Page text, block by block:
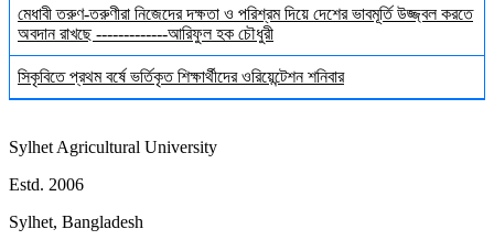
মেধাবী তরুণ-তরুণীরা নিজেদের দক্ষতা ও পরিশ্রম দিয়ে দেশের ভাবমূর্তি উজ্জ্বল করতে
অবদান রাখছে -------------আরিফুল হক চৌধুরী
সিকৃবিতে প্রথম বর্ষে ভর্তিকৃত শিক্ষার্থীদের ওরিয়েন্টেশন শনিবার
Sylhet Agricultural University
Estd. 2006
Sylhet, Bangladesh